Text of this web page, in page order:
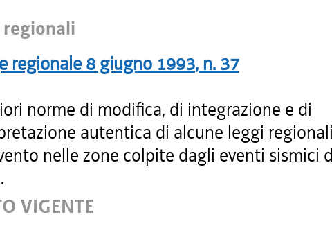
regionali
regionale 8 giugno 1993, n. 37
norme di modifica, di integrazione e di
autentica di alcune leggi
nelle zone colpite dagli eventi sismici
VIGENTE